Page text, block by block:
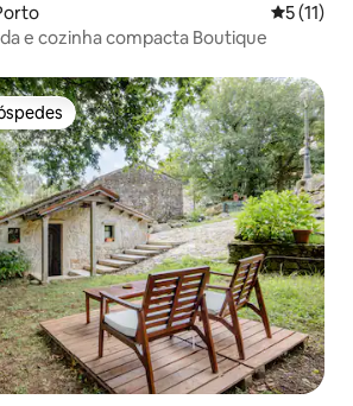
5 de uma
5 (11)
Suíte duplex varanda e cozinha compacta Boutique
preferidos dos hóspedes